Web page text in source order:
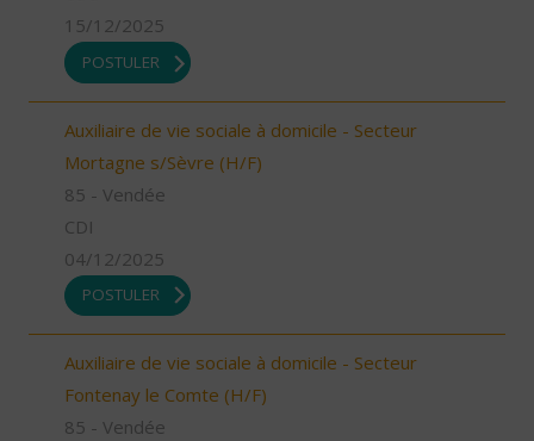
15/12/2025
POSTULER
Auxiliaire de vie sociale à domicile - Secteur
Mortagne s/Sèvre (H/F)
85 - Vendée
CDI
04/12/2025
POSTULER
Auxiliaire de vie sociale à domicile - Secteur
Fontenay le Comte (H/F)
85 - Vendée